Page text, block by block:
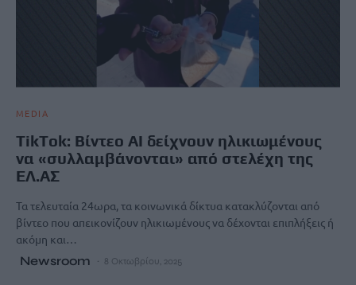
MEDIA
TikTok: Βίντεο AI δείχνουν ηλικιωμένους
να «συλλαμβάνονται» από στελέχη της
ΕΛ.ΑΣ
Τα τελευταία 24ωρα, τα κοινωνικά δίκτυα κατακλύζονται από
βίντεο που απεικονίζουν ηλικιωμένους να δέχονται επιπλήξεις ή
ακόμη και…
Newsroom 8 Οκτωβρίου, 2025